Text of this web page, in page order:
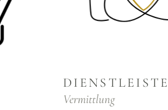
Vermittlung